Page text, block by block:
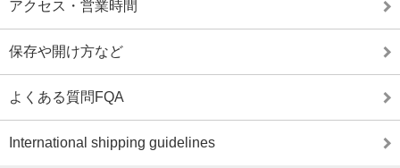
アクセス・営業時間
保存や開け方など
よくある質問FQA
International shipping guidelines